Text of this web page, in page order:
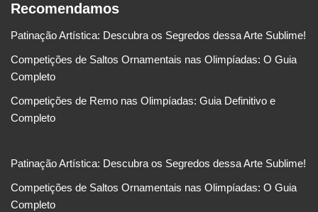
Recomendamos
Patinação Artística: Descubra os Segredos dessa Arte Sublime!
Competições de Saltos Ornamentais nas Olimpíadas: O Guia
Completo
Competições de Remo nas Olimpíadas: Guia Definitivo e
Completo
Patinação Artística: Descubra os Segredos dessa Arte Sublime!
Competições de Saltos Ornamentais nas Olimpíadas: O Guia
Completo